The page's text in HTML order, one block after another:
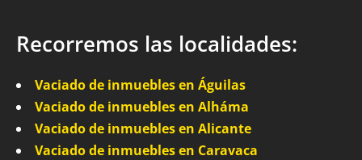
Recorremos las localidades:
Vaciado de inmuebles en Águilas
Vaciado de inmuebles en Alháma
Vaciado de inmuebles en Alicante
Vaciado de inmuebles en Caravaca